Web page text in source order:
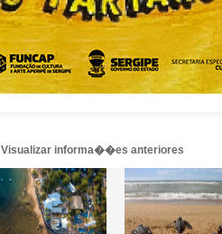
Visualizar informa��es anteriores